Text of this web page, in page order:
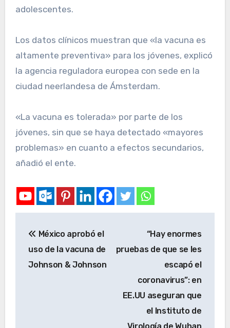
adolescentes.
Los datos clínicos muestran que «la vacuna es
altamente preventiva» para los jóvenes, explicó
la agencia reguladora europea con sede en la
ciudad neerlandesa de Ámsterdam.
«La vacuna es tolerada» por parte de los
jóvenes, sin que se haya detectado «mayores
problemas» en cuanto a efectos secundarios,
añadió el ente.
México aprobó el
uso de la vacuna de
Johnson & Johnson
“Hay enormes
pruebas de que se les
escapó el
coronavirus”: en
EE.UU aseguran que
el Instituto de
Virología de Wuhan